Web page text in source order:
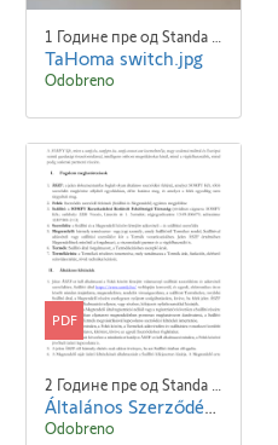
1 Године пре од Standa Blaha
TaHoma switch.jpg
Odobreno
PDF
2 Године пре од Standa Blaha
Általános Szerződési Feltételek- SOMFY - 240101.pdf
Odobreno